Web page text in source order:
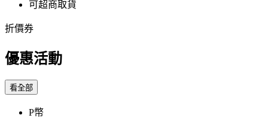
可超商取貨
折價券
優惠活動
看全部
P幣